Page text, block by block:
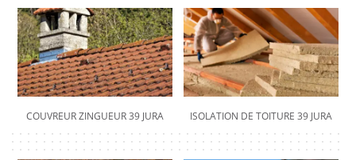
COUVREUR ZINGUEUR 39 JURA ISOLATION DE TOITURE 39 JURA